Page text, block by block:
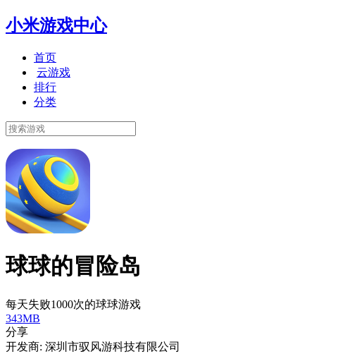
小米游戏中心
首页
云游戏
排行
分类
球球的冒险岛
每天失败1000次的球球游戏
343MB
分享
开发商: 深圳市驭风游科技有限公司